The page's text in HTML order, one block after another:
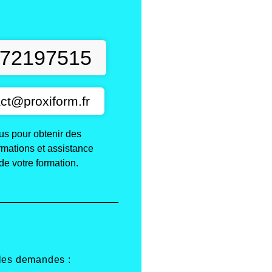
pour obtenir des
et assistance
votre formation.
demandes :